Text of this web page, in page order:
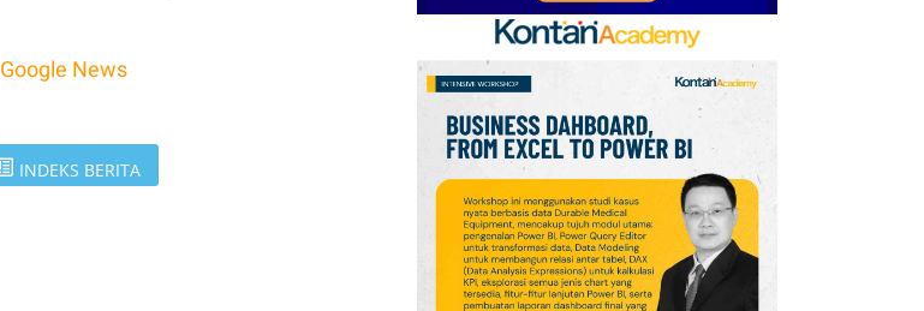
Google News
INDEKS BERITA
Promo Alfamart Murah
Banget 7–13 Agustus
2026, Sunlight hingga
Bebelac Diskon
9
Promo JSM Alfamart 7–
9 Agustus 2026, Minyak
Goreng 2 Liter Mulai
Rp41.500